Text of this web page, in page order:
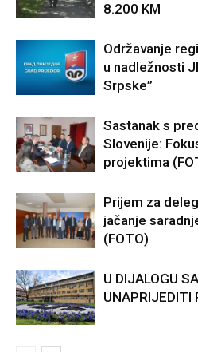
8.200 KM
Održavanje
u nadležnosti
Srpske”
Sastanak s
Slovenije:
projektima
Prijem za
jačanje
(FOTO)
U DIJALOGU
UNAPRIJEDITI